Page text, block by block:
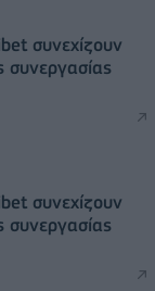
συνεχίζουν
συνεργασίας
συνεχίζουν
συνεργασίας